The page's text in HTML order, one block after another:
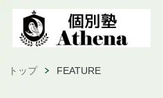
トップ FEATURE